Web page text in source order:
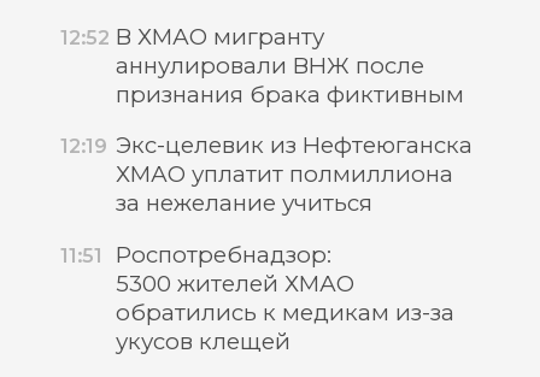
12:52 В ХМАО мигранту
аннулировали ВНЖ после
признания брака фиктивным
12:19 Экс-целевик из Нефтеюганска
ХМАО уплатит полмиллиона
за нежелание учиться
11:51
Роспотребнадзор:
5300 жителей ХМАО
обратились к медикам из-за
укусов клещей